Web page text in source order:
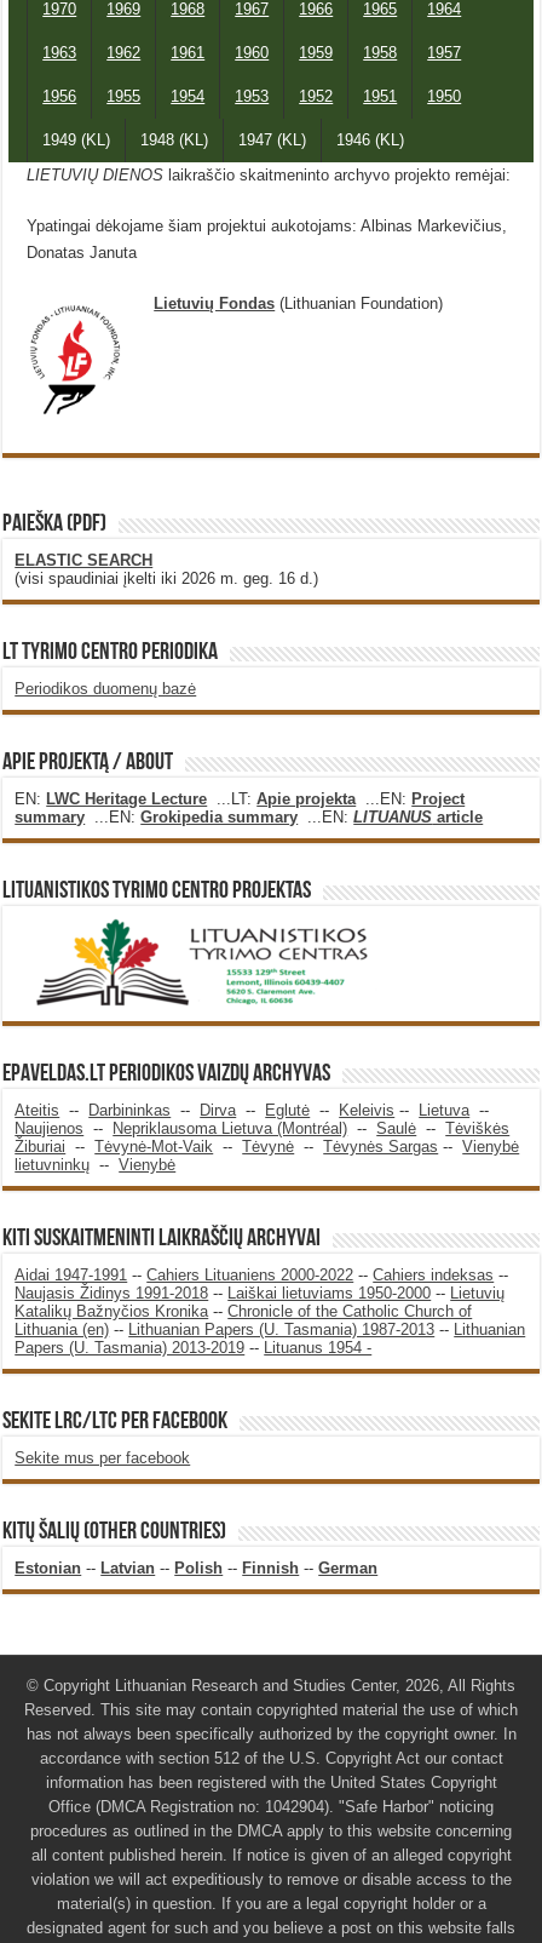
1970 1969 1968 1967 1966 1965 1964
1963 1962 1961 1960 1959 1958 1957
1956 1955 1954 1953 1952 1951 1950
1949 (KL) 1948 (KL) 1947 (KL)
1946 (KL)
LIETUVIŲ DIENOS laikraščio skaitmeninto archyvo projekto remėjai:
Ypatingai dėkojame šiam projektui aukotojams: Albinas Markevičius,
Donatas Januta
Lietuvių Fondas (Lithuanian Foundation)
PAIEŠKA (PDF)
ELASTIC SEARCH
(visi spaudiniai įkelti iki 2026 m. geg. 16 d.)
LT Tyrimo Centro Periodika
Periodikos duomenų bazė
Apie projektą / About
EN:LWC Heritage Lecture ...LT:Apie projekta ...EN:Project
summary ...EN:Grokipedia summary ...EN:LITUANUS article
Lituanistikos Tyrimo Centro Projektas
Epaveldas.LT periodikos vaizdų archyvas
Ateitis -- Darbininkas -- Dirva -- Eglutė -- Keleivis -- Lietuva --
Naujienos -- Nepriklausoma Lietuva (Montréal) --Saulė --Tėviškės
Žiburiai --Tėvynė-Mot-Vaik --Tėvynė --Tėvynės Sargas --Vienybė
lietuvninkų --Vienybė
KITI SUSKAITMENINTI LAIKRAŠČIŲ ARCHYVAI
Aidai 1947-1991 --Cahiers Lituaniens 2000-2022 --Cahiers indeksas --
Naujasis Židinys 1991-2018 -- Laiškai lietuviams 1950-2000 -- Lietuvių
Katalikų Bažnyčios Kronika --Chronicle of the Catholic Church of
Lithuania (en) -- Lithuanian Papers (U. Tasmania) 1987-2013 -- Lithuanian
Papers (U. Tasmania) 2013-2019 -- Lituanus 1954 -
SEKITE LRC/LTC PER FACEBOOK
Sekite mus per facebook
KITŲ ŠALIŲ (OTHER COUNTRIES)
Estonian --Latvian --Polish --Finnish --German
© Copyright Lithuanian Research and Studies Center, 2026, All Rights
Reserved. This site may contain copyrighted material the use of which
has not always been specifically authorized by the copyright owner. In
accordance with section 512 of the U.S. Copyright Act our contact
information has been registered with the United States Copyright
Office (DMCA Registration no: 1042904). "Safe Harbor" noticing
procedures as outlined in the DMCA apply to this website concerning
all content published herein. If notice is given of an alleged copyright
violation we will act expeditiously to remove or disable access to the
material(s) in question. If you are a legal copyright holder or a
designated agent for such and you believe a post on this website falls